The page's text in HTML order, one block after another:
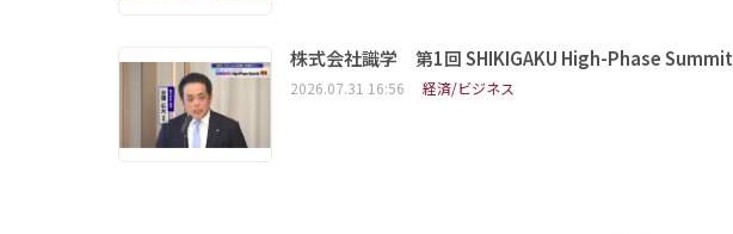
株式会社識学 第1回 SHIKIGAKU High-Phase Summit
2026.07.31 16:56 経済/ビジネス